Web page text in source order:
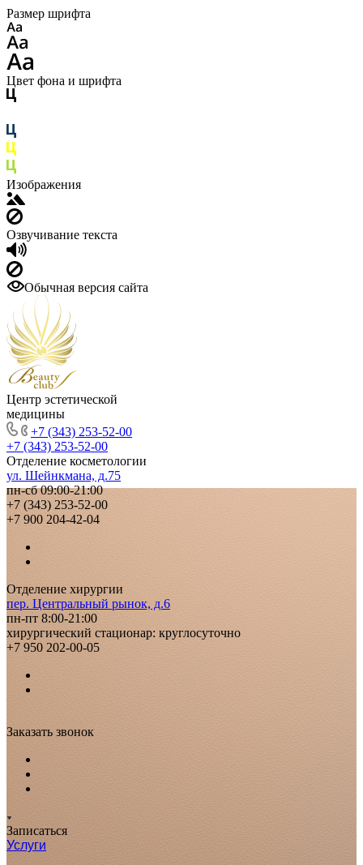
Размер шрифта
Цвет фона и шрифта
Изображения
Озвучивание текста
Обычная версия сайта
Центр эстетической
медицины
+7 (343) 253-52-00
+7 (343) 253-52-00
Отделение косметологии
ул. Шейнкмана, д.75
пн-сб 09:00-21:00
+7 (343) 253-52-00
+7 900 204-42-04
Отделение хирургии
пер. Центральный рынок, д.6
пн-пт 8:00-21:00
хирургический стационар: круглосуточно
+7 950 202-00-05
Заказать звонок
Записаться
Услуги